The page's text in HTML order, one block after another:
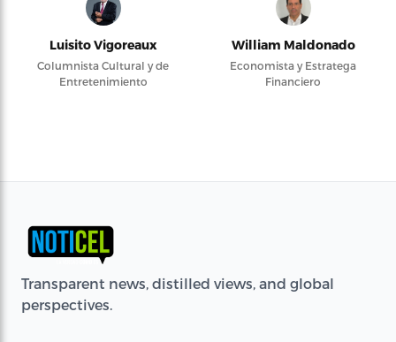
Luisito Vigoreaux
Columnista Cultural y de
Entretenimiento
William Maldonado
Economista y Estratega
Financiero
Transparent news, distilled views, and global
perspectives.